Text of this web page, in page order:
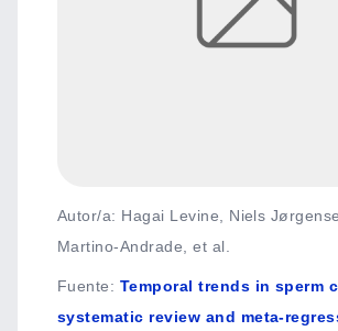
Autor/a: Hagai Levine, Niels
Martino-Andrade, et al.
Fuente: Temporal trends in sperm
systematic review and meta-